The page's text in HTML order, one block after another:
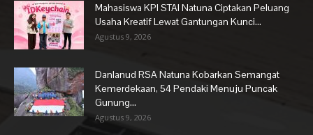
Mahasiswa KPI STAI Natuna Ciptakan Peluang
Usaha Kreatif Lewat Gantungan Kunci...
Agustus 9, 2026
Danlanud RSA Natuna Kobarkan Semangat
Kemerdekaan, 54 Pendaki Menuju Puncak
Gunung...
Agustus 9, 2026